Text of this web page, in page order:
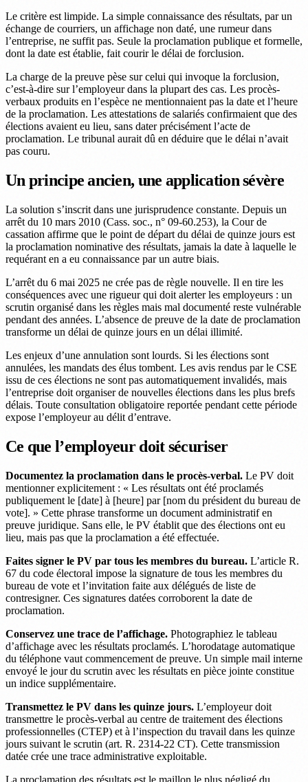
Le critère est limpide. La simple connaissance des résultats, par un
échange de courriers, un affichage non daté, une rumeur dans
l’entreprise, ne suffit pas. Seule la proclamation publique et formelle,
dont la date est établie, fait courir le délai de forclusion.
La charge de la preuve pèse sur celui qui invoque la forclusion,
c’est-à-dire sur l’employeur dans la plupart des cas. Les procès-
verbaux produits en l’espèce ne mentionnaient pas la date et l’heure
de la proclamation. Les attestations de salariés confirmaient que des
élections avaient eu lieu, sans dater précisément l’acte de
proclamation. Le tribunal aurait dû en déduire que le délai n’avait
pas couru.
Un principe ancien, une application sévère
La solution s’inscrit dans une jurisprudence constante. Depuis un
arrêt du 10 mars 2010 (Cass. soc., n° 09-60.253), la Cour de
cassation affirme que le point de départ du délai de quinze jours est
la proclamation nominative des résultats, jamais la date à laquelle le
requérant en a eu connaissance par un autre biais.
L’arrêt du 6 mai 2025 ne crée pas de règle nouvelle. Il en tire les
conséquences avec une rigueur qui doit alerter les employeurs : un
scrutin organisé dans les règles mais mal documenté reste vulnérable
pendant des années. L’absence de preuve de la date de proclamation
transforme un délai de quinze jours en un délai illimité.
Les enjeux d’une annulation sont lourds. Si les élections sont
annulées, les mandats des élus tombent. Les avis rendus par le CSE
issu de ces élections ne sont pas automatiquement invalidés, mais
l’entreprise doit organiser de nouvelles élections dans les plus brefs
délais. Toute consultation obligatoire reportée pendant cette période
expose l’employeur au délit d’entrave.
Ce que l’employeur doit sécuriser
Documentez la proclamation dans le procès-verbal. Le PV doit
mentionner explicitement : « Les résultats ont été proclamés
publiquement le [date] à [heure] par [nom du président du bureau de
vote]. » Cette phrase transforme un document administratif en
preuve juridique. Sans elle, le PV établit que des élections ont eu
lieu, mais pas que la proclamation a été effectuée.
Faites signer le PV par tous les membres du bureau. L’article R.
67 du code électoral impose la signature de tous les membres du
bureau de vote et l’invitation faite aux délégués de liste de
contresigner. Ces signatures datées corroborent la date de
proclamation.
Conservez une trace de l’affichage. Photographiez le tableau
d’affichage avec les résultats proclamés. L’horodatage automatique
du téléphone vaut commencement de preuve. Un simple mail interne
envoyé le jour du scrutin avec les résultats en pièce jointe constitue
un indice supplémentaire.
Transmettez le PV dans les quinze jours. L’employeur doit
transmettre le procès-verbal au centre de traitement des élections
professionnelles (CTEP) et à l’inspection du travail dans les quinze
jours suivant le scrutin (art. R. 2314-22 CT). Cette transmission
datée crée une trace administrative exploitable.
La proclamation des résultats est le maillon le plus négligé du